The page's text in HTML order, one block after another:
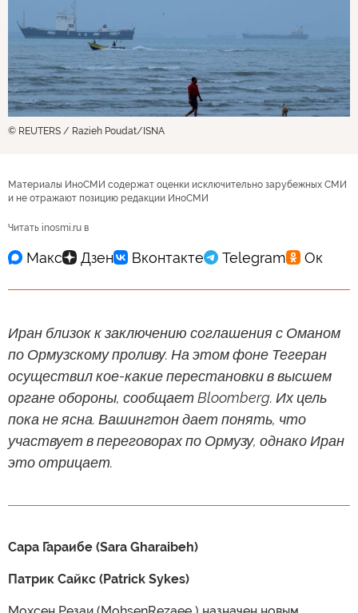
© REUTERS / Razieh Poudat/ISNA
Материалы ИноСМИ содержат оценки исключительно зарубежных СМИ
и не отражают позицию редакции ИноСМИ
Читать inosmi.ru в
Иран близок к заключению соглашения с Оманом
по Ормузскому проливу. На этом фоне Тегеран
осуществил кое-какие перестановки в высшем
органе обороны, сообщает Bloomberg. Их цель
пока не ясна. Вашингтон дает понять, что
участвует в переговорах по Ормузу, однако Иран
это отрицает.
Сара Гараибе (Sara Gharaibeh)
Патрик Сайкс (Patrick Sykes)